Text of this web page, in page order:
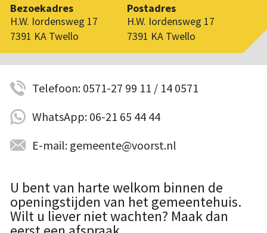
Bezoekadres
H.W. Iordensweg 17
7391 KA Twello
Postadres
H.W. Iordensweg 17
7391 KA Twello
Telefoon: 0571-27 99 11 / 14 0571
WhatsApp: 06-21 65 44 44
E-mail: gemeente@voorst.nl
U bent van harte welkom binnen de
openingstijden van het gemeentehuis.
Wilt u liever niet wachten? Maak dan